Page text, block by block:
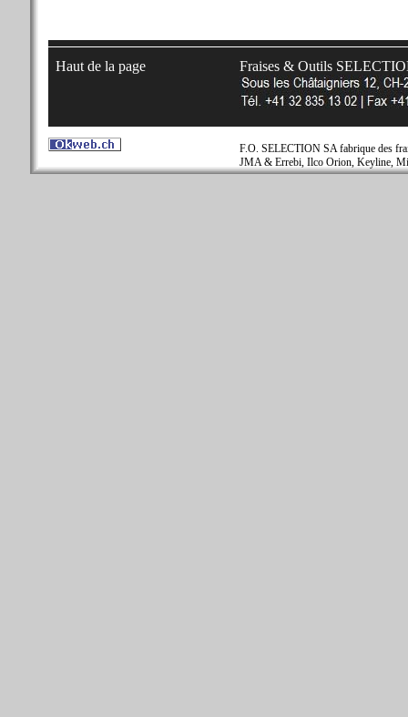
Haut de la page Fraises & Outils
F.O. SELECTION SA fabrique des
JMA & Errebi, Ilco Orion, Keyline,